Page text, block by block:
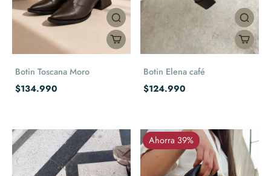
Botin Toscana Moro
$134.990
Botin Elena café
$124.990
Ahorra 39%